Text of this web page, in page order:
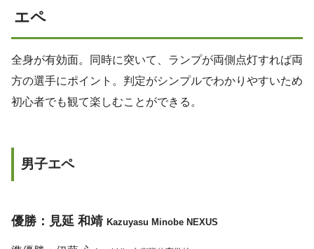
エペ
全身が有効面。同時に突いて、ランプが両側点灯すれば両
方の選手にポイント。判定がシンプルでわかりやすいため
初心者でも観て楽しむことができる。
男子エペ
優勝：見延 和靖 Kazuyasu Minobe NEXUS